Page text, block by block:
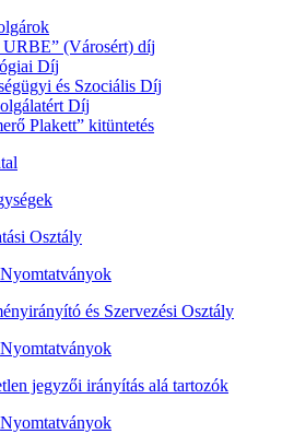
URBE” (Városért) díj
Díj
és Szociális Díj
Díj
Plakett” kitüntetés
Osztály
Nyomtatványok
és Szervezési Osztály
Nyomtatványok
jegyzői irányítás alá tartozók
Nyomtatványok